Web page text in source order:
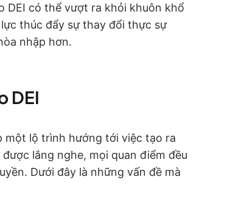
DEI có thể vượt ra khỏi khuôn khổ
thúc đẩy sự thay đổi thực sự
nhập hơn.
DEI
một lộ trình hướng tới việc tạo ra
lắng nghe, mọi quan điểm đều
Dưới đây là những vấn đề mà